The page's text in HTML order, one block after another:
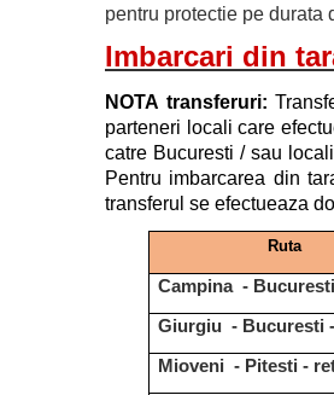
pentru protectie pe durata
Imbarcari din
NOTA transferuri:
parteneri locali care
catre Bucuresti / sau
Pentru imbarcarea din
transferul se efectueaza
Ruta
Campina -
Giurgiu - Bucuresti
Mioveni - Pitesti -